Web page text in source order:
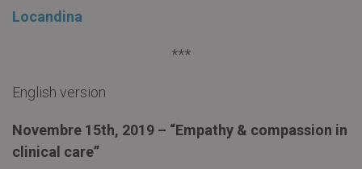
Locandina
***
English version
Novembre 15th, 2019 – “Empathy & compassion in
clinical care”